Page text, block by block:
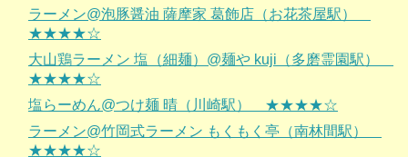
ラーメン@泡豚醤油 薩摩家 葛飾店（お花茶屋駅）
★★★★☆
大山鶏ラーメン 塩（細麺）@麺や kuji（多磨霊園駅）
★★★★☆
塩らーめん@つけ麺 晴（川崎駅） ★★★★☆
ラーメン@竹岡式ラーメン もくもく亭（南林間駅）
★★★★☆